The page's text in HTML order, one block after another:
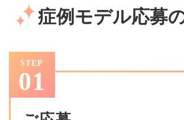
症例モデル応募
STEP
01